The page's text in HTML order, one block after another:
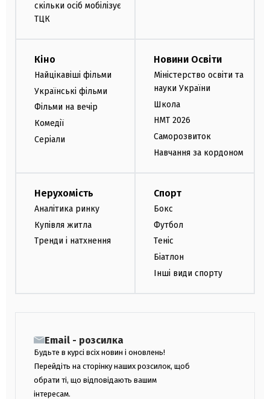
скільки осіб мобілізує
ТЦК
Кіно
Найцікавіші фільми
Українські фільми
Фільми на вечір
Комедії
Серіали
Новини Освіти
Міністерство освіти та
науки України
Школа
НМТ 2026
Саморозвиток
Навчання за кордоном
Нерухомість
Аналітика ринку
Купівля житла
Тренди і натхнення
Спорт
Бокс
Футбол
Теніс
Біатлон
Інші види спорту
Email - розсилка
Будьте в курсі всіх новин і оновлень!
Перейдіть на сторінку наших розсилок, щоб
обрати ті, що відповідають вашим
інтересам.